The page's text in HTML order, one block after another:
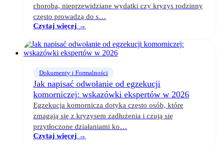
choroba, nieprzewidziane wydatki czy kryzys rodzinny
często prowadzą do s…
Czytaj więcej →
Dokumenty i Formalności
Jak napisać odwołanie od egzekucji
komorniczej: wskazówki ekspertów w 2026
Egzekucja komornicza dotyka często osób, które
zmagają się z kryzysem zadłużenia i czują się
przytłoczone działaniami ko…
Czytaj więcej →